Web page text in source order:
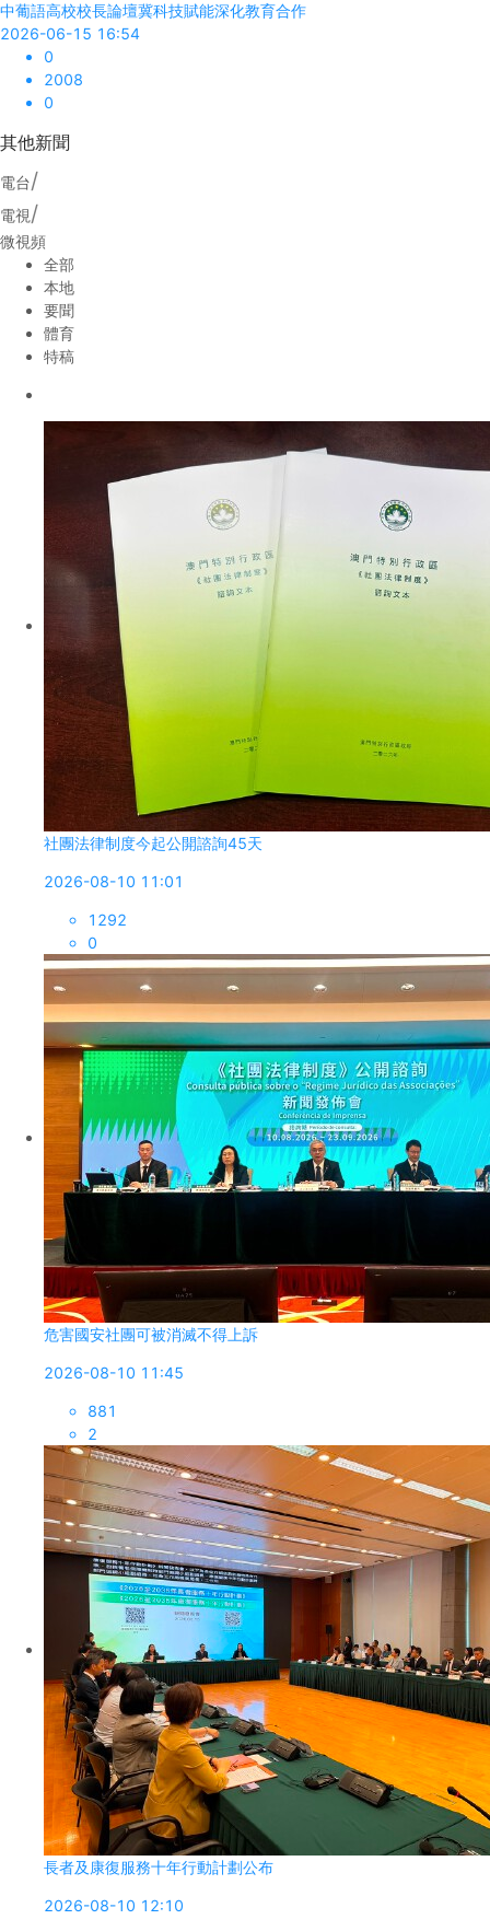
中葡語高校校長論壇冀科技賦能深化教育合作
2026-06-15 16:54
0
2008
0
其他新聞
電台/
電視/
微視頻
全部
本地
要聞
體育
特稿
社團法律制度今起公開諮詢45天
2026-08-10 11:01
1292
0
危害國安社團可被消滅不得上訴
2026-08-10 11:45
881
2
長者及康復服務十年行動計劃公布
2026-08-10 12:10